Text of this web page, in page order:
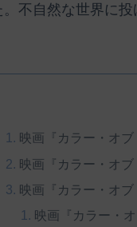
不自然な世界に
映画『カラー・オ
映画『カラー・オブ
映画『カラー・オ
映画『カラー・